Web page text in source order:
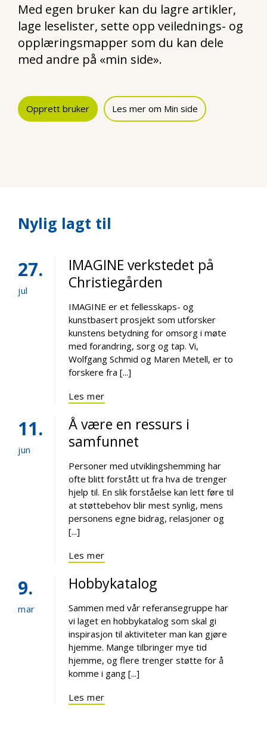
Med egen bruker kan du lagre artikler,
lage leselister, sette opp veilednings- og
opplæringsmapper som du kan dele
med andre på «min side».
Opprett bruker Les mer om Min side
Nylig lagt til
27
jul
IMAGINE verkstedet på
Christiegården
IMAGINE er et fellesskaps- og
kunstbasert prosjekt som utforsker
kunstens betydning for omsorg i møte
med forandring, sorg og tap. Vi,
Wolfgang Schmid og Maren Metell, er to
forskere fra [...]
Les mer
11
jun
Å være en ressurs i
samfunnet
Personer med utviklingshemming har
ofte blitt forstått ut fra hva de trenger
hjelp til. En slik forståelse kan lett føre til
at støttebehov blir mest synlig, mens
personens egne bidrag, relasjoner og
[...]
Les mer
9
mar
Hobbykatalog
Sammen med vår referansegruppe har
vi laget en hobbykatalog som skal gi
inspirasjon til aktiviteter man kan gjøre
hjemme. Mange tilbringer mye tid
hjemme, og flere trenger støtte for å
komme i gang [...]
Les mer